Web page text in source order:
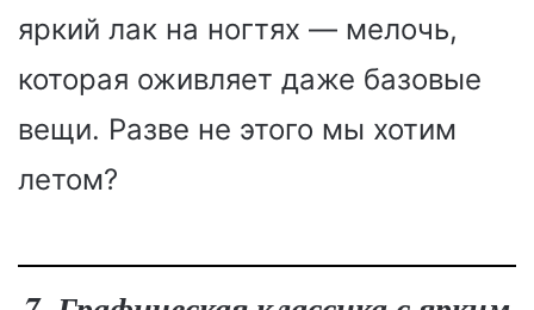
яркий лак на ногтях — мелочь,
которая оживляет даже базовые
вещи. Разве не этого мы хотим
летом?